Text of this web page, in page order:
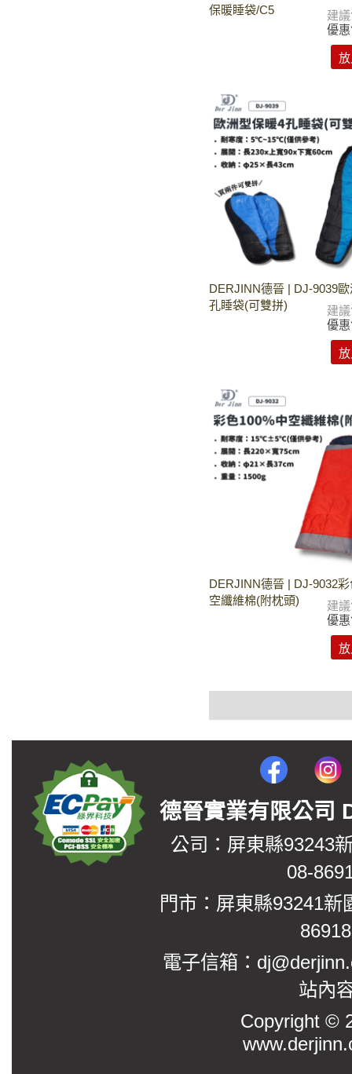
保暖睡袋/C5
建
優
DERJINN德晉 | DJ-9039
孔睡袋(可雙拼)
建
優
DERJINN德晉 | DJ-9032
空纖維棉(附枕頭)
建
優
德晉實業有限公
公司：屏東縣93243
08-
門市：屏東縣93241
電子信箱：
站內
Copyright ©